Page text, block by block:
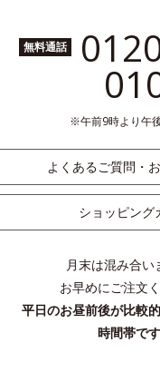
無料通話
午前9時より午
よくあるご質問・
ショッピング
月末は混み合い
お早めにご注文く
平日のお昼前後が比較
時間帯です